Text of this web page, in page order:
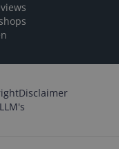
Disclaimer